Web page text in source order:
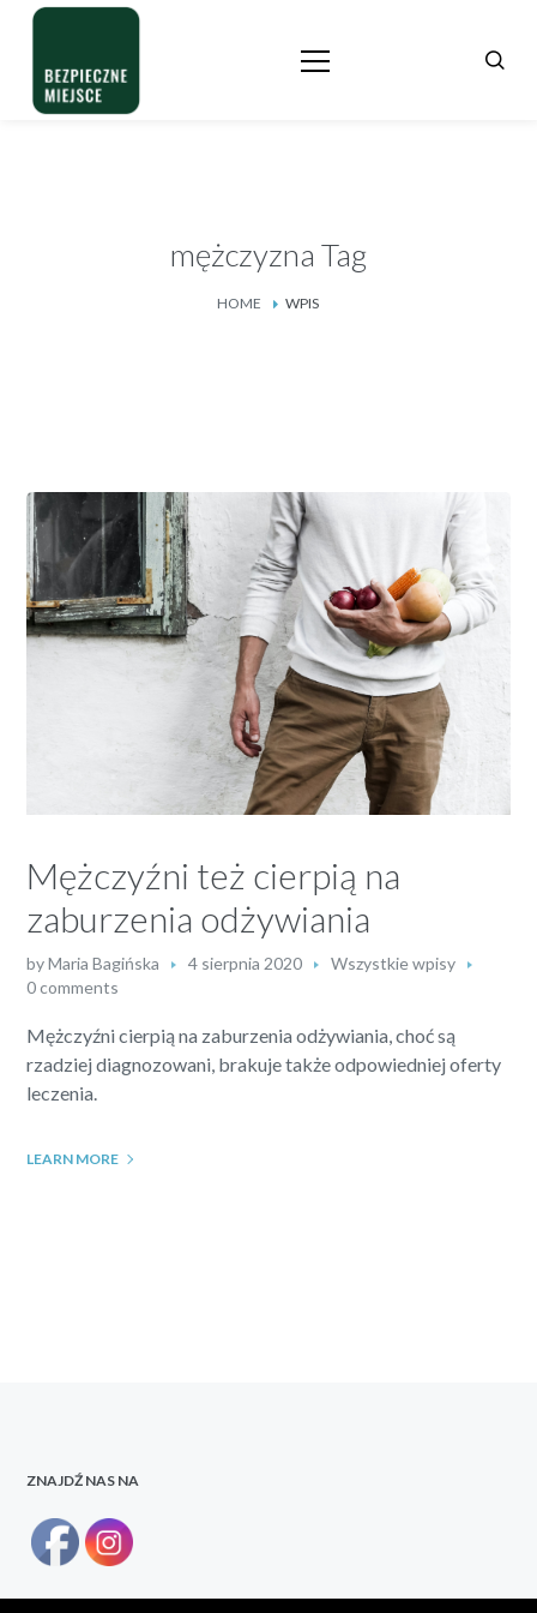
mężczyzna Tag
HOME WPIS
Mężczyźni też cierpią na
zaburzenia odżywiania
byMaria Bagińska 4 sierpnia 2020
Wszystkie wpisy
0 comments
Mężczyźni cierpią na zaburzenia odżywiania, choć są
rzadziej diagnozowani, brakuje także odpowiedniej oferty
leczenia.
LEARN MORE
ZNAJDŹ NAS NA